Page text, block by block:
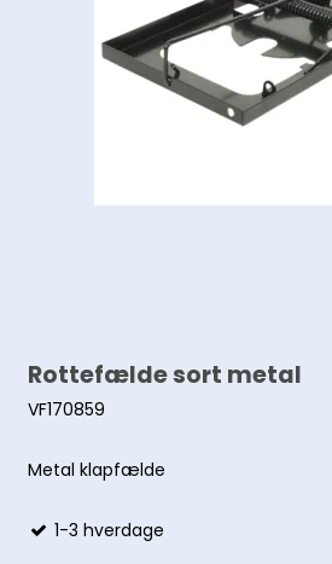
Rottefælde sort metal
VF170859
Metal klapfælde
1-3 hverdage